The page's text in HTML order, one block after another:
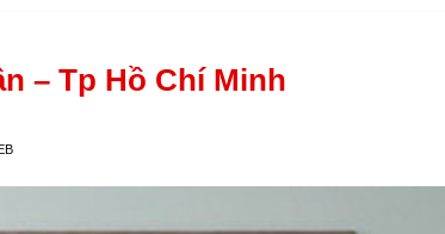
– Tp Hồ Chí Minh